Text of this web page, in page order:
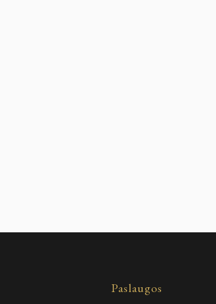
Paslaugos